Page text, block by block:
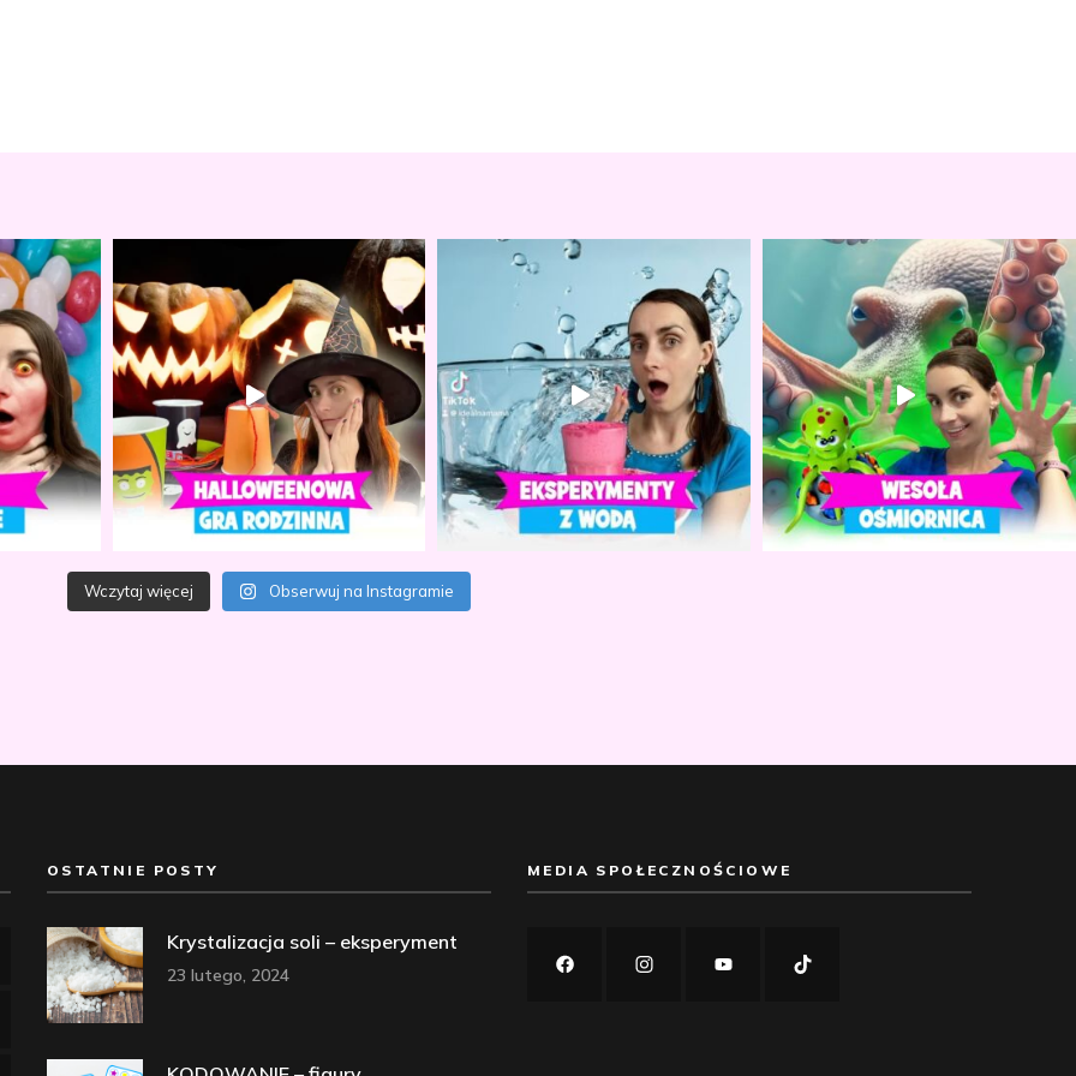
Wczytaj więcej Obserwuj na Instagramie
OSTATNIE POSTY
Krystalizacja soli – eksperyment
23 lutego, 2024
MEDIA SPOŁECZNOŚCIOWE